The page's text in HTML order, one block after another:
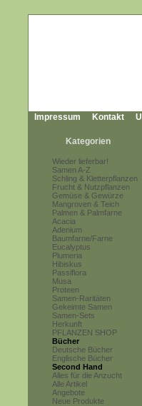
Impressum Kontakt
Kategorien
Wieder lieferbar!
Samen A-Z
Schling & Kletterpflanzen
Frucht & Nutzpflanzen
Gemüse & Gewürze
Mangroven & Teich
Palmen & Palmfarne
Acacia
Adenium
Baumfarne/Farne
Eucalyptus
Plumeria
Hibiskus
Passiflora
Musa
Proteen
Samen-Raritäten
Gekeimte Samen
Samen-Sets
Herkunft
PFLANZEN SHOP
Bücher
Deutsche Bücher
Englische Bücher
Second Hand
Alles für die Anzucht
Alle Artikel
Angebote
Neue Produkte